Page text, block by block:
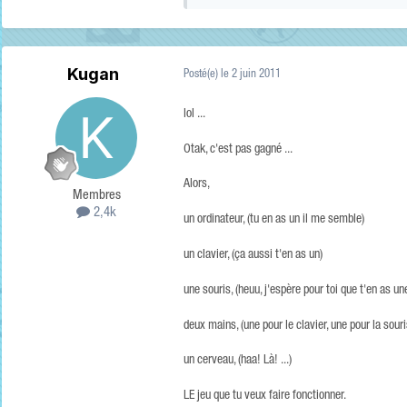
Kugan
Membres
2,4k
Posté(e) le 2 juin 2011
lol ...
Otak, c'est pas gagné ...
Alors,
un ordinateur, (tu en as un il me semble)
un clavier, (ça aussi t'en as un)
une souris, (heuu, j'espère pour toi que t'en as
deux mains, (une pour le clavier, une pour la
un cerveau, (haa! Là! ...)
LE jeu que tu veux faire fonctionner.